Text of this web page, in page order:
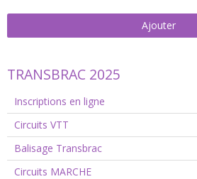
Ajouter
TRANSBRAC 2025
Inscriptions en ligne
Circuits VTT
Balisage Transbrac
Circuits MARCHE